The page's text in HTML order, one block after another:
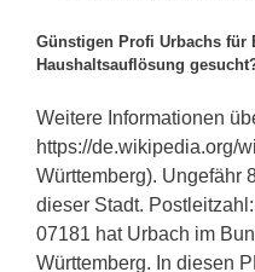
Günstigen Profi Urbachs für
Haushaltsauflösung
Weitere Informationen
https://de.wikipedia.org/
Württemberg). Ungefähr
dieser Stadt.
07181 hat Urbach im
Württemberg. In diesen